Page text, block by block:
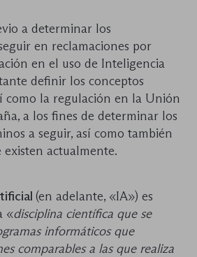
a determinar los
en reclamaciones por
en el uso de Inteligencia
definir los conceptos
como la regulación en la Unión
a los fines de determinar los
a seguir, así como también
actualmente.
(en adelante, «IA») es
«disciplina científica que se
informáticos que
comparables a las que realiza